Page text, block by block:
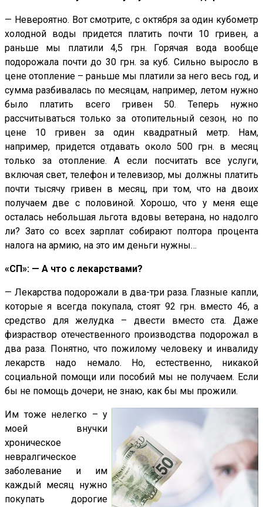
— Невероятно. Вот смотрите, с октября за один кубометр
холодной воды придется платить почти 10 гривен, а
раньше мы платили 4,5 грн. Горячая вода вообще
подорожала почти до 30 грн. за куб. Сильно выросло в
цене отопление – раньше мы платили за него весь год, и
сумма разбивалась по месяцам, например, летом нужно
было платить всего гривен 50. Теперь нужно
рассчитываться только за отопительный сезон, но по
цене 10 гривен за один квадратный метр. Нам,
например, придется отдавать около 500 грн. в месяц
только за отопление. А если посчитать все услуги,
включая свет, телефон и телевизор, мы должны платить
почти тысячу гривен в месяц, при том, что на двоих
получаем две с половиной. Хорошо, что у меня еще
осталась небольшая льгота вдовы ветерана, но надолго
ли? Зато со всех зарплат собирают полтора процента
налога на армию, на это им деньги нужны…
«СП»: — А что с лекарствами?
— Лекарства подорожали в два-три раза. Глазные капли,
которые я всегда покупала, стоят 92 грн. вместо 46, а
средство для желудка – двести вместо ста. Даже
физраствор отечественного производства подорожал в
два раза. Понятно, что пожилому человеку и инвалиду
лекарств надо немало. Но, естественно, никакой
социальной помощи или пособий мы не получаем. Если
бы не помощь дочери, не знаю, как бы мы прожили.
Им тоже нелегко – у
моей внучки
хроническое
невралгическое
заболевание и им
каждый месяц нужно
покупать дорогие